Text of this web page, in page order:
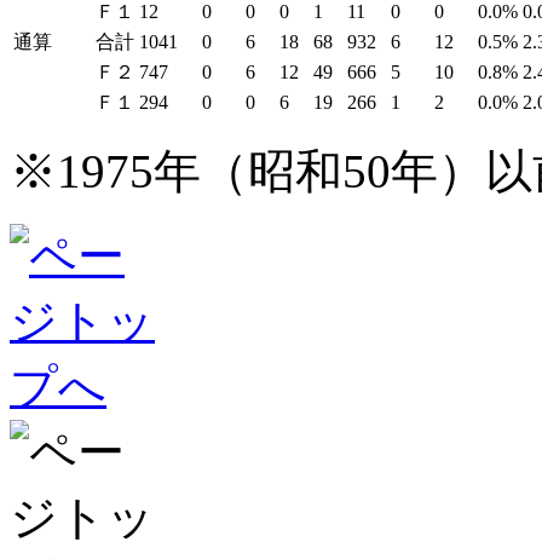
Ｆ１
12 0 0 0 1 11 0 0 0.0%
通算
合計 1041 0 6 18 68 932 6 12 0.5%
Ｆ２ 747 0 6 12 49 666 5 10 0.8%
Ｆ１
294 0 0 6 19 266 1 2 0.0%
※1975年（昭和50年）